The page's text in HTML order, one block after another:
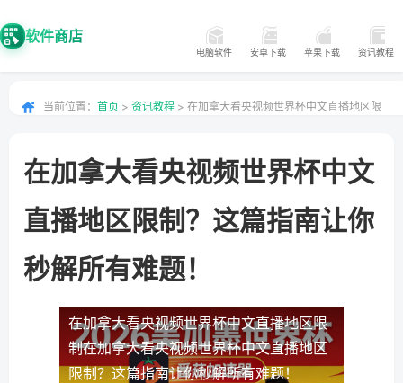
软件商店
电脑软件 安卓下载 苹果下载 资讯教程
当前位置： 首页 > 资讯教程 > 在加拿大看央视频世界杯中文直播地区限
在加拿大看央视频世界杯中文
直播地区限制？这篇指南让你
秒解所有难题！
在加拿大看央视频世界杯中文直播地区限
制在加拿大看央视频世界杯中文直播地区
限制？这篇指南让你秒解所有难题！